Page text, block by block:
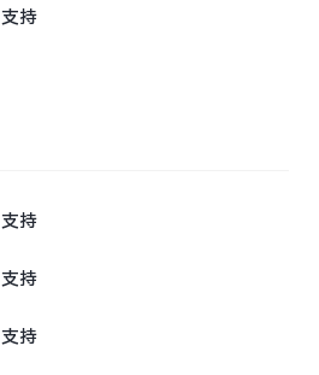
支持
支持
支持
支持